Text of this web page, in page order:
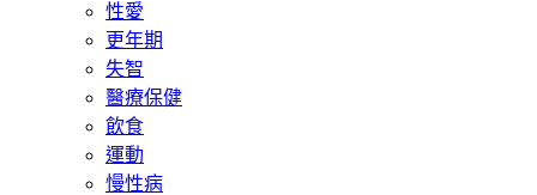
性愛
更年期
失智
醫療保健
飲食
運動
慢性病